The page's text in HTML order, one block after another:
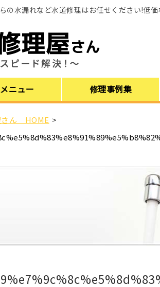
の水漏れなど水道修理はお任せください!低
ニュー 修理事例集
さん HOME >